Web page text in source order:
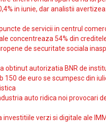
in iunie, dar analistii
de servicii in centrul
concentreaza 54% din
de securitate sociala
obtinut autorizatia BNR de
150 de euro se scumpesc din
auto ridica noi provocari
investitiile verzi si digitale ale